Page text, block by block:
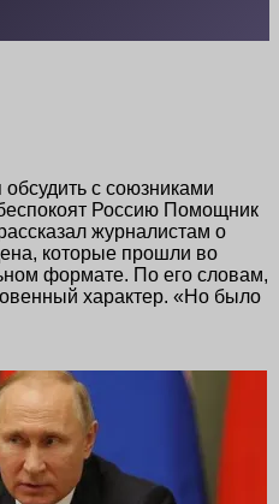
с союзниками
Россию Помощник
журналистам о
которые прошли во
формате. По его словам,
характер. «Но было